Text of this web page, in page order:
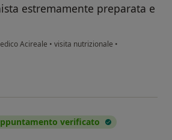
estremamente preparata e
Acireale • visita nutrizionale •
CC
verificato